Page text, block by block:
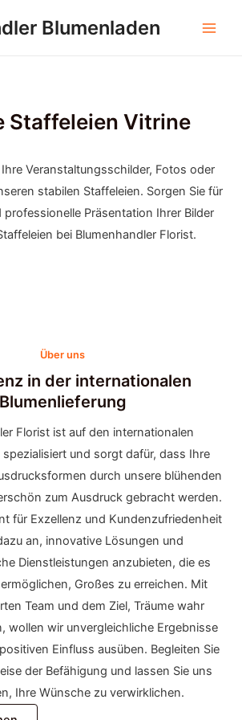
Blumenladen
Staffeleien Vitrine
Veranstaltungsschilder, Fotos oder
stabilen Staffeleien. Sorgen Sie für
Präsentation Ihrer Bilder
bei Blumenhandler Florist.
Über uns
in der internationalen
Blumenlieferung
Florist ist auf den internationalen
spezialisiert und sorgt dafür, dass Ihre
durch unsere blühenden
zum Ausdruck gebracht werden.
für Exzellenz und Kundenzufriedenheit
an, innovative Lösungen und
Dienstleistungen anzubieten, die es
Großes zu erreichen. Mit
Team und dem Ziel, Träume wahr
wollen wir unvergleichliche Ergebnisse
Einfluss ausüben. Begleiten Sie
der Befähigung und lassen Sie uns
Ihre Wünsche zu verwirklichen.